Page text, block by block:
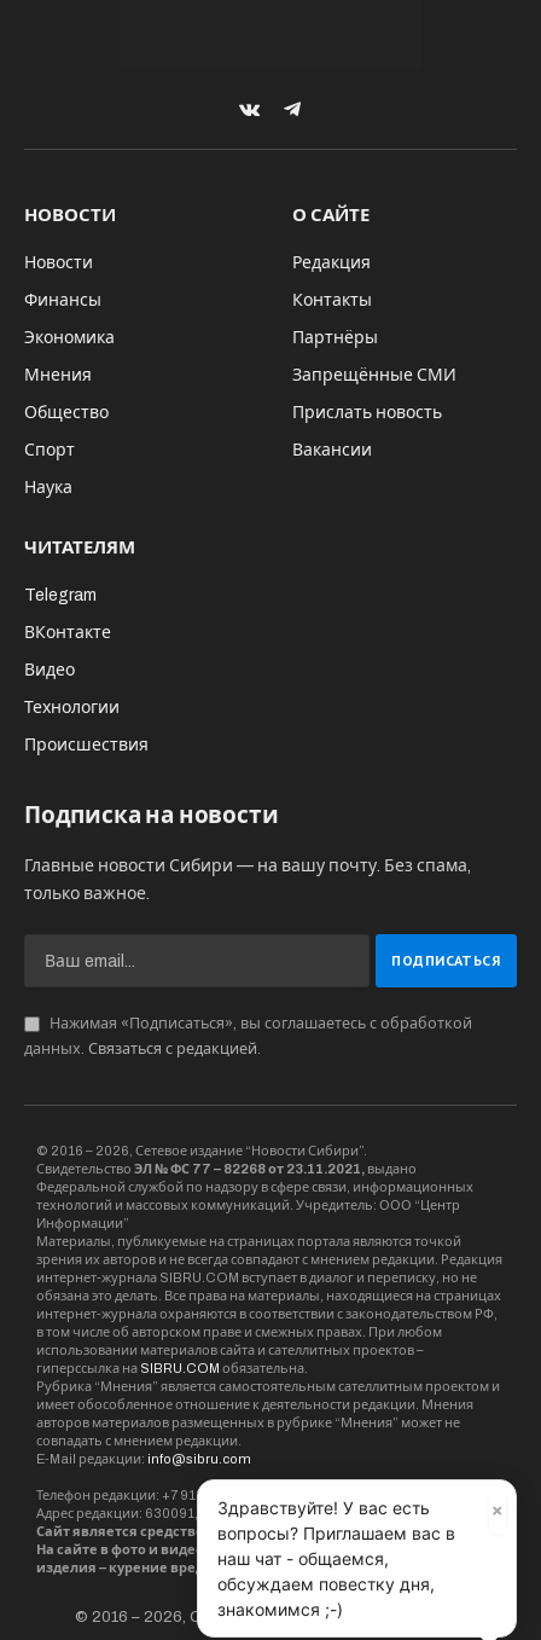
VKontakteTelegram
НОВОСТИ
Новости
Финансы
Экономика
Мнения
Общество
Спорт
Наука
О САЙТЕ
Редакция
Контакты
Партнёры
Запрещённые СМИ
Прислать новость
Вакансии
ЧИТАТЕЛЯМ
Telegram
ВКонтакте
Видео
Технологии
Происшествия
Подписка на новости
Главные новости Сибири — на вашу почту. Без спама,
только важное.
Нажимая «Подписаться», вы соглашаетесь с обработкой
данных. Связаться с редакцией.
© 2016 – 2026, Сетевое издание “Новости Сибири”.
Свидетельство ЭЛ № ФС 77 – 82268 от 23.11.2021, выдано
Федеральной службой по надзору в сфере связи, информационных
технологий и массовых коммуникаций. Учредитель: ООО “Центр
Информации”
Материалы, публикуемые на страницах портала являются точкой
зрения их авторов и не всегда совпадают с мнением редакции. Редакция
интернет-журнала SIBRU.COM вступает в диалог и переписку, но не
обязана это делать. Все права на материалы, находящиеся на страницах
интернет-журнала охраняются в соответствии с законодательством РФ,
в том числе об авторском праве и смежных правах. При любом
использовании материалов сайта и сателлитных проектов –
гиперссылка на SIBRU.COM обязательна.
Рубрика “Мнения” является самостоятельным сателлитным проектом и
имеет обособленное отношение к деятельности редакции. Мнения
авторов материалов размещенных в рубрике “Мнения” может не
совпадать с мнением редакции.
E-Mail редакции: info@sibru.com
Телефон редакции: +7 913 002 24 80
Адрес редакции: 630091, Новосибирск, ул. Державина, дом 4, кв. 3
Сайт является средством массовой информации. 18+.
На сайте в фото и видео могут демонстрироваться табачные
изделия – курение вредит Вашему здоровью.
© 2016 – 2026, Сетевое издание «Новости Сибири».
×
Здравствуйте! У вас есть
вопросы? Приглашаем вас в
наш чат - общаемся,
обсуждаем повестку дня,
знакомимся ;-)